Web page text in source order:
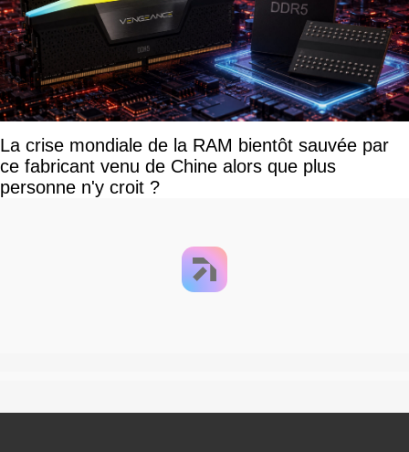
La crise mondiale de la RAM bientôt sauvée par
ce fabricant venu de Chine alors que plus
personne n'y croit ?